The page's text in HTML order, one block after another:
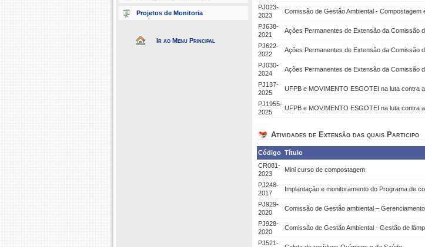
Projetos de Monitoria
Ir ao Menu Principal
PJ023-
2023
Comissão de Gestão Ambiental -
PJ638-
2021
Ações Permanentes de Extensão da Comissão
PJ622-
2022
Ações Permanentes de Extensão da Comissão
PJ030-
2024
Ações Permanentes de Extensão da Comissão
PJ137-
2025
UFPB e MOVIMENTO ESGOTEI na luta contra
PJ1955-
2025
UFPB e MOVIMENTO ESGOTEI na luta contra
Atividades de Extensão das quais Participo
Código Título
CR081-
2023
Mini curso de compostagem
PJ248-
2017
Implantação e monitoramento do Programa de
PJ929-
2020
Comissão de Gestão ambiental –
PJ928-
2020
Comissão de Gestão Ambiental - Gestão de
PJ521-